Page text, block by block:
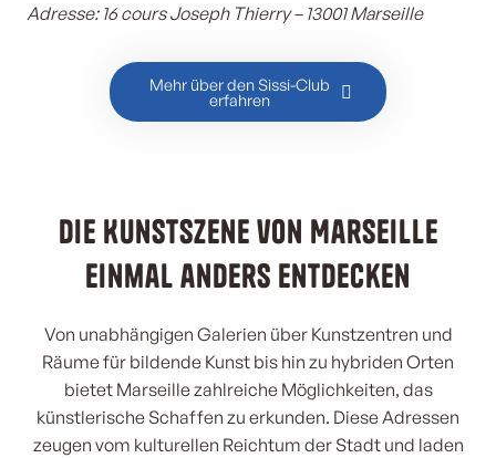
Adresse: 16 cours Joseph Thierry – 13001 Marseille
Mehr über den Sissi-Club
erfahren
Die Kunstszene von Marseille
einmal anders entdecken
Von unabhängigen Galerien über Kunstzentren und
Räume für bildende Kunst bis hin zu hybriden Orten
bietet Marseille zahlreiche Möglichkeiten, das
künstlerische Schaffen zu erkunden. Diese Adressen
zeugen vom kulturellen Reichtum der Stadt und laden